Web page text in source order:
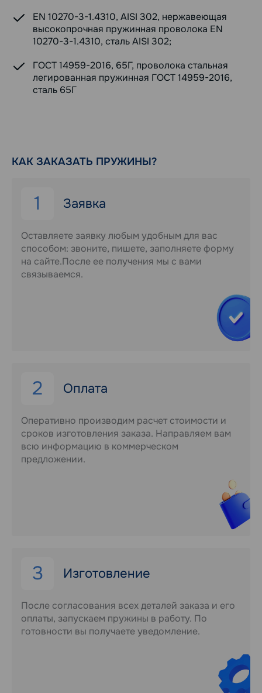
EN 10270-3-1.4310, AISI 302, нержавеющая
высокопрочная пружинная проволока EN
10270-3-1.4310, сталь AISI 302;
ГОСТ 14959-2016, 65Г, проволока стальная
легированная пружинная ГОСТ 14959-2016,
сталь 65Г
КАК ЗАКАЗАТЬ ПРУЖИНЫ?
1 Заявка
Оставляете заявку любым удобным для вас
способом: звоните, пишете, заполняете форму
на сайте.После ее получения мы с вами
связываемся.
2 Оплата
Оперативно производим расчет стоимости и
сроков изготовления заказа. Направляем вам
всю информацию в коммерческом
предложении.
3 Изготовление
После согласования всех деталей заказа и его
оплаты, запускаем пружины в работу. По
готовности вы получаете уведомление.